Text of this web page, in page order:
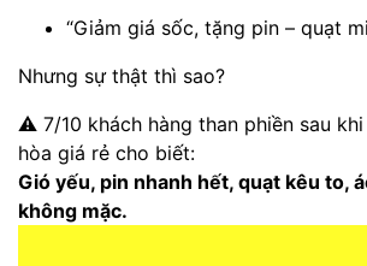
“Giảm giá sốc, tặng pin – quạt
Nhưng sự thật thì sao?
⚠️ 7/10 khách hàng than phiền sau
hòa giá rẻ cho biết:
Gió yếu, pin nhanh hết, quạt kêu to,
không mặc.